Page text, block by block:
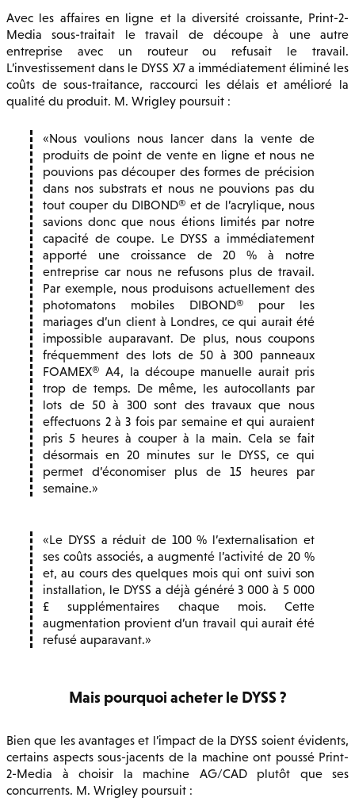
Avec les affaires en ligne et la diversité croissante, Print-2-
Media sous-traitait le travail de découpe à une autre
entreprise avec un routeur ou refusait le travail.
L’investissement dans le DYSS X7 a immédiatement éliminé les
coûts de sous-traitance, raccourci les délais et amélioré la
qualité du produit. M. Wrigley poursuit :
Nous voulions nous lancer dans la vente de
produits de point de vente en ligne et nous ne
pouvions pas découper des formes de précision
dans nos substrats et nous ne pouvions pas du
tout couper du DIBOND® et de l’acrylique, nous
savions donc que nous étions limités par notre
capacité de coupe. Le DYSS a immédiatement
apporté une croissance de 20 % à notre
entreprise car nous ne refusons plus de travail.
Par exemple, nous produisons actuellement des
photomatons mobiles DIBOND® pour les
mariages d’un client à Londres, ce qui aurait été
impossible auparavant. De plus, nous coupons
fréquemment des lots de 50 à 300 panneaux
FOAMEX® A4, la découpe manuelle aurait pris
trop de temps. De même, les autocollants par
lots de 50 à 300 sont des travaux que nous
effectuons 2 à 3 fois par semaine et qui auraient
pris 5 heures à couper à la main. Cela se fait
désormais en 20 minutes sur le DYSS, ce qui
permet d’économiser plus de 15 heures par
semaine.
Le DYSS a réduit de 100 % l’externalisation et
ses coûts associés, a augmenté l’activité de 20 %
et, au cours des quelques mois qui ont suivi son
installation, le DYSS a déjà généré 3 000 à 5 000
£ supplémentaires chaque mois. Cette
augmentation provient d’un travail qui aurait été
refusé auparavant.
Mais pourquoi acheter le DYSS ?
Bien que les avantages et l’impact de la DYSS soient évidents,
certains aspects sous-jacents de la machine ont poussé Print-
2-Media à choisir la machine AG/CAD plutôt que ses
concurrents. M. Wrigley poursuit :